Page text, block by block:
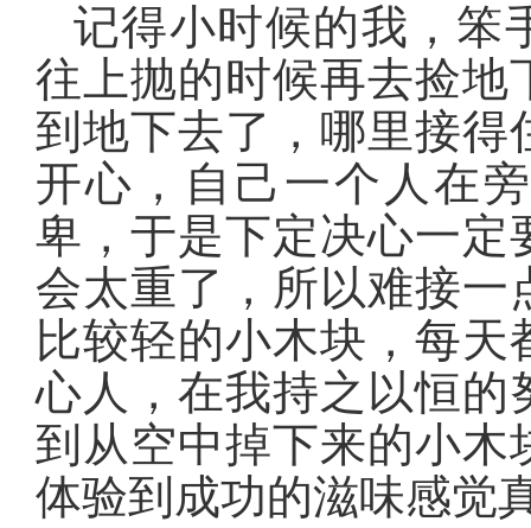
记得小时候的我，笨
往上抛的时候再去捡地
到地下去了，哪里接
开心，自己一个人在
卑，于是下定决心一定
会太重了，所以难接
比较轻的小木块，每
心人，在我持之以恒的
到从空中掉下来的小
体验到成功的滋味感觉